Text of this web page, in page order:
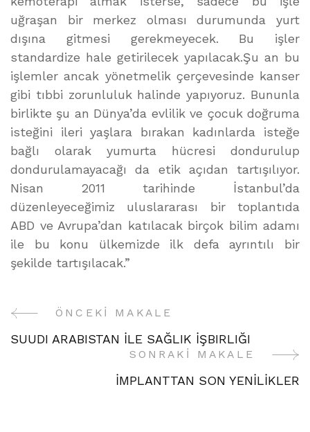
uğraşan bir merkez olması durumunda yurt
dışına gitmesi gerekmeyecek. Bu işler
standardize hale getirilecek yapılacak.Şu an bu
işlemler ancak yönetmelik çerçevesinde kanser
gibi tıbbi zorunluluk halinde yapıyoruz. Bununla
birlikte şu an Dünya’da evlilik ve çocuk doğruma
isteğini ileri yaşlara bırakan kadınlarda isteğe
bağlı olarak yumurta hücresi dondurulup
dondurulamayacağı da etik açıdan tartışılıyor.
Nisan 2011 tarihinde İstanbul’da
düzenleyeceğimiz uluslararası bir toplantıda
ABD ve Avrupa’dan katılacak birçok bilim adamı
ile bu konu ülkemizde ilk defa ayrıntılı bir
şekilde tartışılacak.”
YazıÖNCEKI MAKALE
SUUDI ARABISTAN İLE SAĞLIK İŞBIRLIĞI
SONRAKI MAKALE
İMPLANTTAN SON YENİLİKLER